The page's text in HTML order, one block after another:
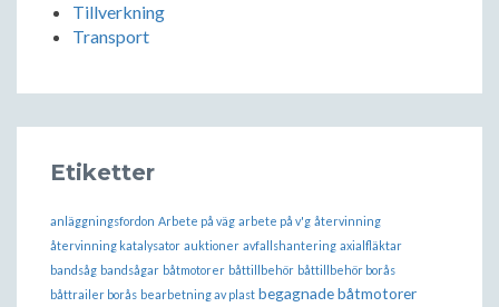
Tillverkning
Transport
Etiketter
anläggningsfordon Arbete på väg arbete på v'g återvinning
återvinning katalysator auktioner avfallshantering axialfläktar
bandsåg bandsågar båtmotorer båttillbehör båttillbehör borås
båttrailer borås bearbetning av plast begagnade båtmotorer